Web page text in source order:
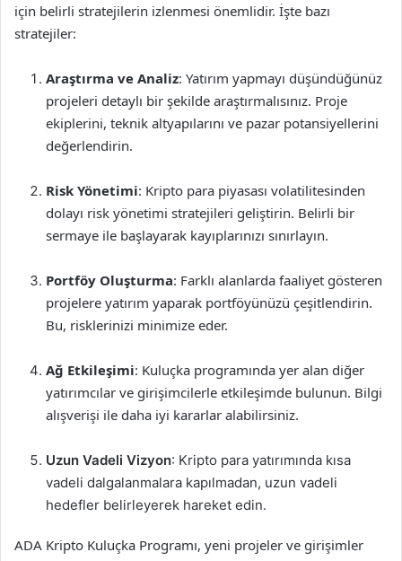
için belirli stratejilerin izlenmesi önemlidir. İşte bazı
stratejiler:
Araştırma ve Analiz: Yatırım yapmayı düşündüğünüz
projeleri detaylı bir şekilde araştırmalısınız. Proje
ekiplerini, teknik altyapılarını ve pazar potansiyellerini
değerlendirin.
Risk Yönetimi: Kripto para piyasası volatilitesinden
dolayı risk yönetimi stratejileri geliştirin. Belirli bir
sermaye ile başlayarak kayıplarınızı sınırlayın.
Portföy Oluşturma: Farklı alanlarda faaliyet gösteren
projelere yatırım yaparak portföyünüzü çeşitlendirin.
Bu, risklerinizi minimize eder.
Ağ Etkileşimi: Kuluçka programında yer alan diğer
yatırımcılar ve girişimcilerle etkileşimde bulunun. Bilgi
alışverişi ile daha iyi kararlar alabilirsiniz.
Uzun Vadeli Vizyon: Kripto para yatırımında kısa
vadeli dalgalanmalara kapılmadan, uzun vadeli
hedefler belirleyerek hareket edin.
ADA Kripto Kuluçka Programı, yeni projeler ve girişimler